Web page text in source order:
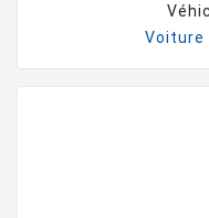
Voiture